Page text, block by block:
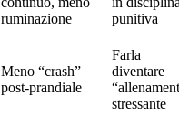
ruminazione
punitiva
Meno “crash”
post-prandiale
Farla
diventare
stressante